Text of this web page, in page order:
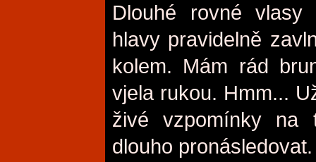
Dlouhé rovné
hlavy pravidelně
kolem. Mám rád
vjela rukou. Hmm...
živé vzpomínky na
dlouho pronásledovat.